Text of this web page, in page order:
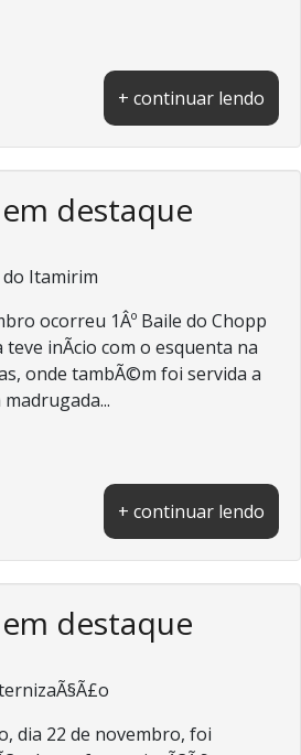
+ continuar lendo
destaque
do Itamirim
ocorreu 1Âº Baile do Chopp
inÃ­cio com o esquenta na
onde tambÃ©m foi servida a
+ continuar lendo
destaque
dia 22 de novembro, foi